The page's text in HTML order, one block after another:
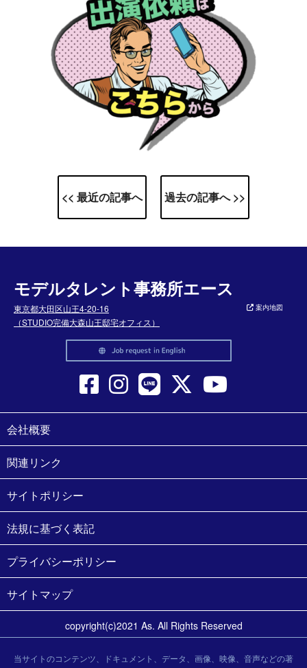
<< 最近の記事へ 過去の記事へ >>
モデルタレント事務所エース
東京都大田区山王4-20-16
（STUDIO完備大森山王邸宅オフィス）
案内地図
会社概要
関連リンク
サイトポリシー
法規に基づく表記
プライバシーポリシー
サイトマップ
copyright(c)2021 As. All Rights Reserved
当サイトのコンテンツ、ドキュメント、データ、画像、映像、音声などの著